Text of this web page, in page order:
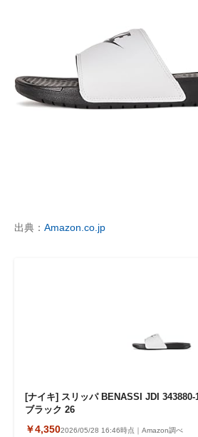
出典： Amazon.co.jp
[ナイキ] スリッパ BENASSI JDI
ブラック 26
￥4,3502026/05/28 16:46時点｜Amazon調べ